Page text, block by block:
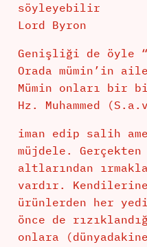
söyleyebilir
Lord Byron
Genişliği de öyle
Orada mümin’in
Mümin onları bir
Hz. Muhammed
iman edip salih
müjdele.
altlarından
vardır.
ürünlerden her
önce de
onlara